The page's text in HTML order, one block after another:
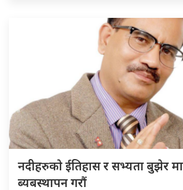
नदीहरुकाे ईतिहास र सभ्यता बुझेर
ब्यबस्थापन गराैं